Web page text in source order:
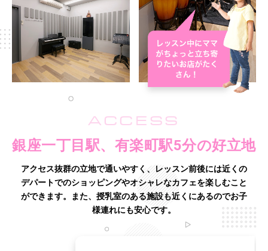
ACCESS
銀座一丁目駅、有楽町駅5分の好立地
アクセス抜群の立地で通いやすく、レッスン前後には近くの
デパートでのショッピングやオシャレなカフェを楽しむこと
ができます。
また、授乳室のある施設も近くにあるのでお子
様連れにも安心です。